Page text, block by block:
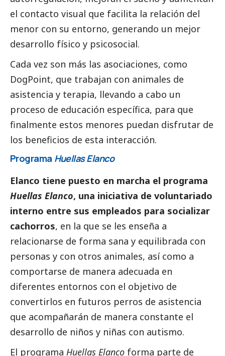
el contacto visual que facilita la relación del
menor con su entorno, generando un mejor
desarrollo físico y psicosocial.
Cada vez son más las asociaciones, como
DogPoint, que trabajan con animales de
asistencia y terapia, llevando a cabo un
proceso de educación específica, para que
finalmente estos menores puedan disfrutar de
los beneficios de esta interacción.
Programa Huellas Elanco
Elanco tiene puesto en marcha el programa
Huellas Elanco, una iniciativa de voluntariado
interno entre sus empleados para socializar
cachorros, en la que se les enseña a
relacionarse de forma sana y equilibrada con
personas y con otros animales, así como a
comportarse de manera adecuada en
diferentes entornos con el objetivo de
convertirlos en futuros perros de asistencia
que acompañarán de manera constante el
desarrollo de niños y niñas con autismo.
El programa Huellas Elanco forma parte de